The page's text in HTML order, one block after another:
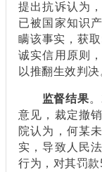
提出抗诉认为
已被国家知识
瞒该事实，获
诚实信用原则
以推翻生效判决
监督结果
意见，裁定撤
院认为，何某
实，导致人民
行为，对其罚款